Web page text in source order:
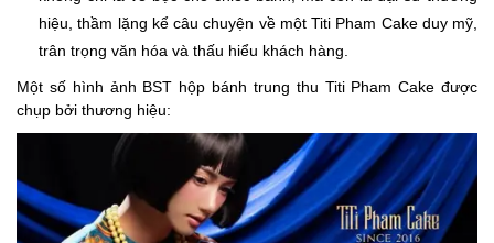
hiệu, thầm lặng kể câu chuyện về một Titi Pham Cake duy mỹ,
trân trọng văn hóa và thấu hiểu khách hàng.
Một số hình ảnh BST hộp bánh trung thu Titi Pham Cake được
chụp bởi thương hiệu: